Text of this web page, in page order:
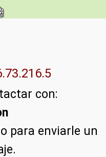
con:
para enviarle un